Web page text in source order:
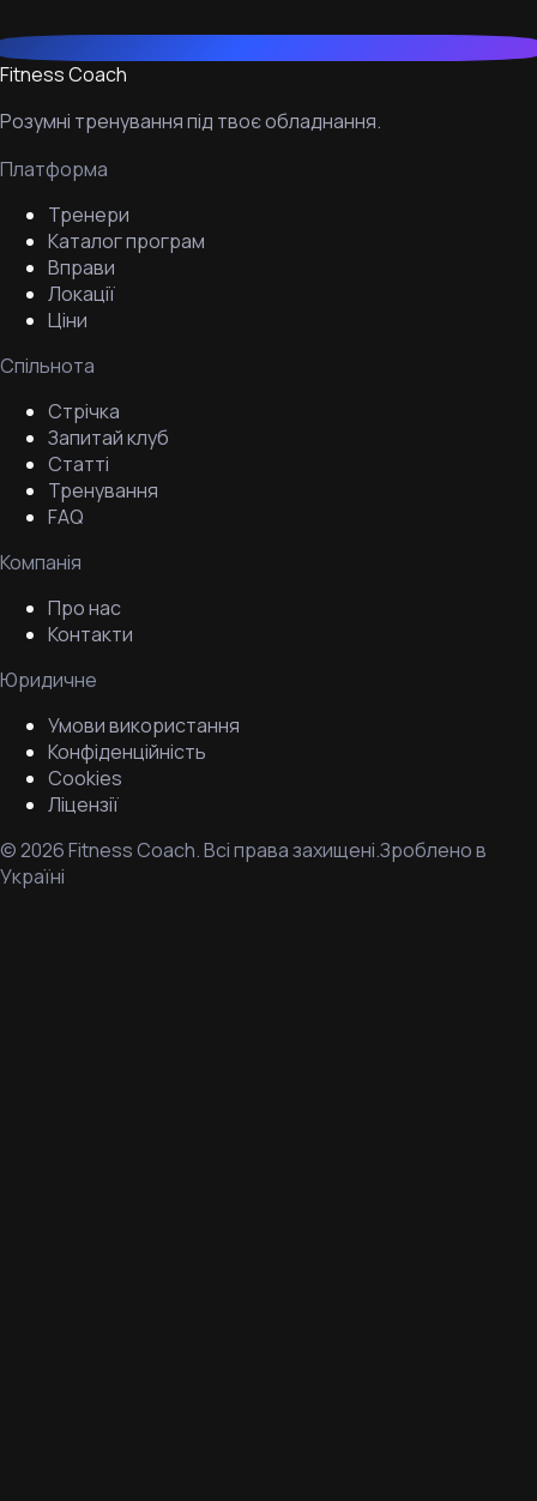
Fitness Coach
Розумні тренування під твоє обладнання.
Платформа
Тренери
Каталог програм
Вправи
Локації
Ціни
Спільнота
Стрічка
Запитай клуб
Статті
Тренування
FAQ
Компанія
Про нас
Контакти
Юридичне
Умови використання
Конфіденційність
Cookies
Ліцензії
©2026Fitness Coach.Всі права захищені.Зроблено в
Україні